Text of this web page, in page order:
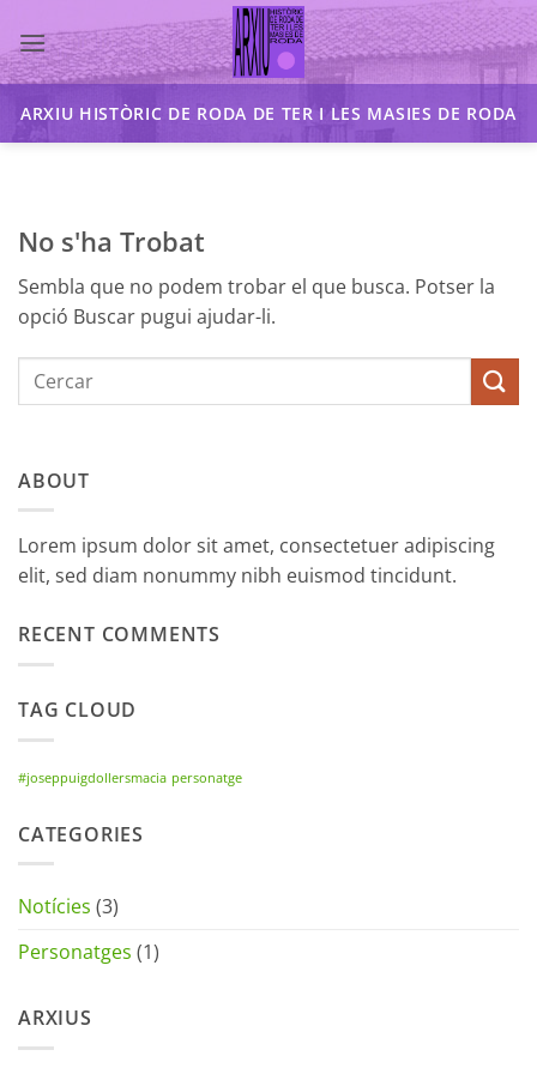
to
content
ARXIU HISTÒRIC DE RODA DE TER I LES MASIES DE RODA
No s'ha Trobat
Sembla que no podem trobar el que busca. Potser la
opció Buscar pugui ajudar-li.
ABOUT
Lorem ipsum dolor sit amet, consectetuer adipiscing
elit, sed diam nonummy nibh euismod tincidunt.
RECENT COMMENTS
TAG CLOUD
#joseppuigdollersmacia personatge
CATEGORIES
Notícies (3)
Personatges (1)
ARXIUS